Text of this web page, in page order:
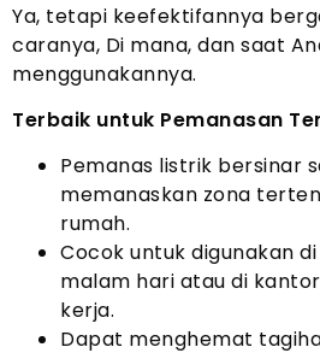
Ya, tetapi keefektifannya
caranya, Di mana, dan saat
menggunakannya.
Terbaik untuk Pemanasan
Pemanas listrik bersinar
memanaskan zona
rumah.
Cocok untuk digunakan
malam hari atau di
kerja.
Dapat menghemat